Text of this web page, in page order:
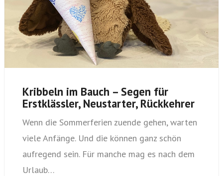
Kribbeln im Bauch – Segen für
Erstklässler, Neustarter, Rückkehrer
Wenn die Sommerferien zuende gehen, warten
viele Anfänge. Und die können ganz schön
aufregend sein. Für manche mag es nach dem
Urlaub…